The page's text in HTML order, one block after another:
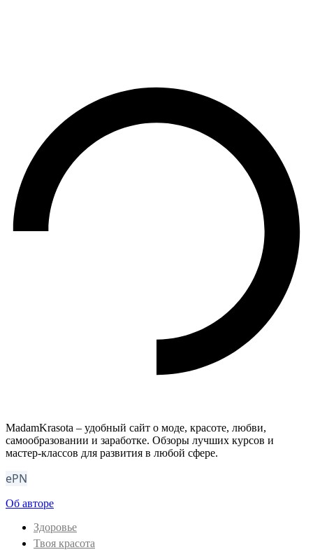
MadamKrasota – удобный сайт о моде, красоте, любви,
самообразовании и заработке. Обзоры лучших курсов и
мастер-классов для развития в любой сфере.
ePN
Об авторе
Здоровье
Твоя красота